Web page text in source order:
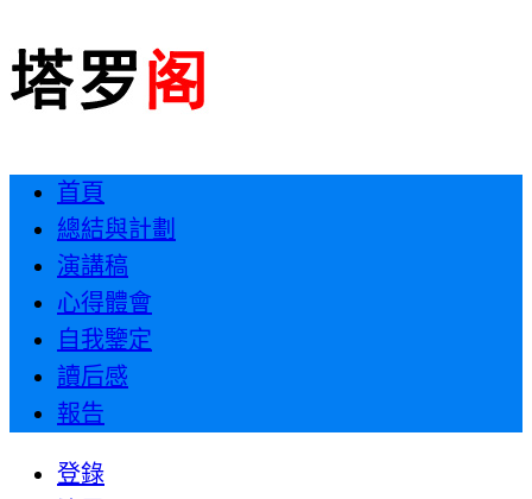
首頁
總結與計劃
演講稿
心得體會
自我鑒定
讀后感
報告
登錄